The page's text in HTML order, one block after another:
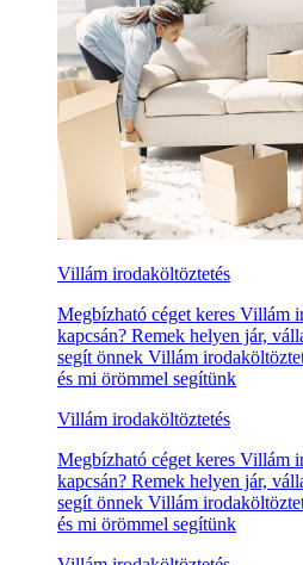
Villám irodaköltöztetés
Megbízható céget keres Villám
kapcsán? Remek helyen jár,
segít önnek Villám
és mi örömmel segítünk
Villám irodaköltöztetés
Megbízható céget keres Villám
kapcsán? Remek helyen jár,
segít önnek Villám
és mi örömmel segítünk